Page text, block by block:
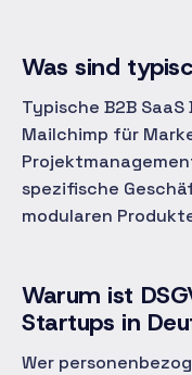
Was sind
Typische B2B
Mailchimp für
spezifische
modularen
Warum ist
Startups in
Wer